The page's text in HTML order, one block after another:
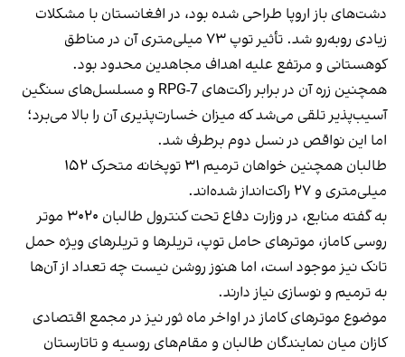
دشت‌های باز اروپا طراحی شده بود، در افغانستان با مشکلات
زیادی روبه‌رو شد. تأثیر توپ ۷۳ میلی‌متری آن در مناطق
کوهستانی و مرتفع علیه اهداف مجاهدین محدود بود.
همچنین زره آن در برابر راکت‌های RPG-7 و مسلسل‌های سنگین
آسیب‌پذیر تلقی می‌شد که میزان خسارت‌پذیری آن را بالا می‌برد؛
اما این نواقص در نسل دوم برطرف شد.
طالبان همچنین خواهان ترمیم ۳۱ توپخانه متحرک ۱۵۲
میلی‌متری و ۲۷ راکت‌انداز شده‌اند.
به گفته منابع، در وزارت دفاع تحت کنترول طالبان ۳۰۲۰ موتر
روسی کاماز، موترهای حامل توپ، تریلرها و تریلرهای ویژه حمل
تانک نیز موجود است، اما هنوز روشن نیست چه تعداد از آن‌ها
به ترمیم و نوسازی نیاز دارند.
موضوع موترهای کاماز در اواخر ماه ثور نیز در مجمع اقتصادی
کازان میان نمایندگان طالبان و مقام‌های روسیه و تاتارستان